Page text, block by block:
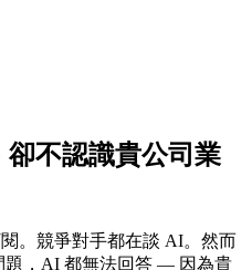
卻不認識貴公司業
。競爭對手都在談 AI。然而
題，AI 都無法回答 — 因為貴